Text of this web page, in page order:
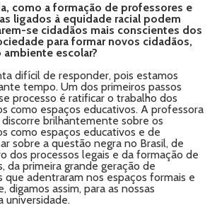
como a formação de professores e
ligados à equidade racial podem
se cidadãos mais conscientes dos
para formar novos cidadãos,
escolar?
difícil de responder, pois estamos
tempo. Um dos primeiros passos
processo é ratificar o trabalho dos
como espaços educativos. A professora
brilhantemente sobre os
como espaços educativos e de
sobre a questão negra no Brasil, de
dos processos legais e da formação de
da primeira grande geração de
que adentraram nos espaços formais e
digamos assim, para as nossas
universidade.